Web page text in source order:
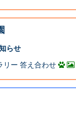
らせ
リー 答え合わせ